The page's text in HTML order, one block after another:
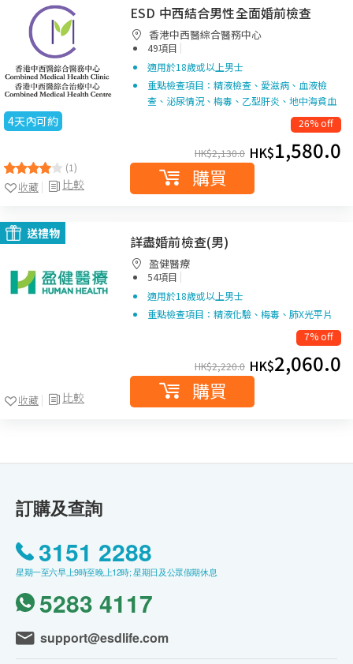
4天內可約
(1)
比較
收藏
ESD 中西結合男性全面婚前檢查
香港中西醫綜合醫務中心
49項目 |
適用於18歲或以上男士
重點檢查項目：精液檢查、愛滋病、血液檢
查、泌尿情況、梅毒、乙型肝炎、地中海貧血
26% off
HK$2,130.0 HK$1,580.0
購買
送禮物
比較
收藏
詳盡婚前檢查(男)
盈健醫療
54項目 |
適用於18歲或以上男士
重點檢查項目：精液化驗、梅毒、肺X光平片
7% off
HK$2,220.0 HK$2,060.0
購買
訂購及查詢
3151 2288
星期一至六早上9時至晚上12時; 星期日及公眾假期休息
5283 4117
support@esdlife.com